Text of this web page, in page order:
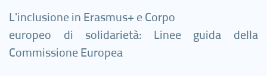
L'inclusione in Erasmus+ e Corpo
europeo di solidarietà: Linee guida della
Commissione Europea